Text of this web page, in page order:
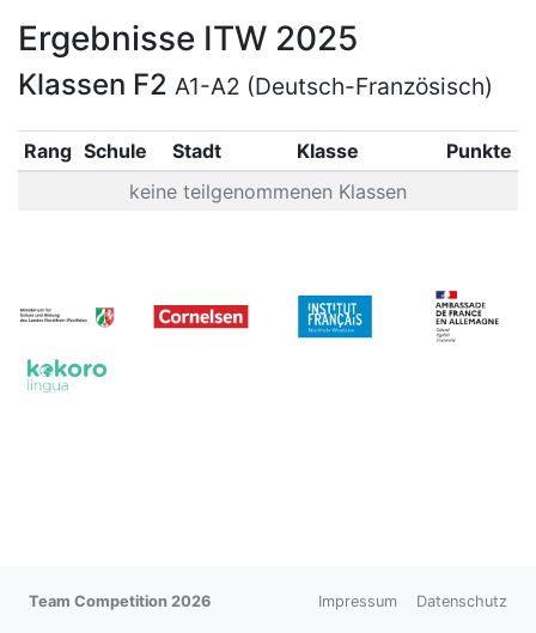
Ergebnisse ITW 2025
Klassen F2 A1-A2 (Deutsch-Französisch)
Rang Schule Stadt Klasse
Punkte
keine teilgenommenen Klassen
Team Competition 2026 Impressum Datenschutz